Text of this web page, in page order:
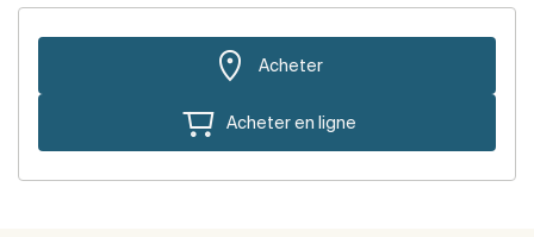
Acheter
Acheter en ligne